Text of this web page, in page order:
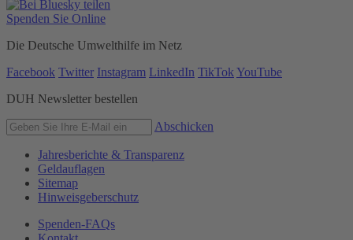
Spenden Sie Online
Die Deutsche Umwelthilfe im Netz
Facebook Twitter Instagram LinkedIn TikTok YouTube
DUH Newsletter bestellen
Abschicken
Jahresberichte & Transparenz
Geldauflagen
Sitemap
Hinweisgeberschutz
Spenden-FAQs